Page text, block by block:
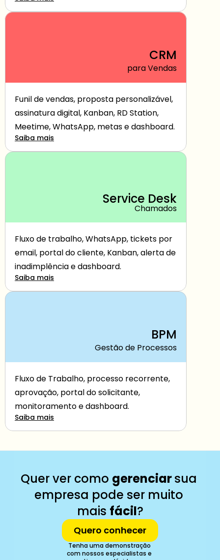
CRM
para Vendas
Funil de vendas, proposta personalizável,
assinatura digital, Kanban, RD Station,
Meetime, WhatsApp, metas e dashboard.
Saiba mais
Service Desk
Chamados
Fluxo de trabalho, WhatsApp, tickets por
email, portal do cliente, Kanban, alerta de
inadimplência e dashboard.
Saiba mais
BPM
Gestão de Processos
Fluxo de Trabalho, processo recorrente,
aprovação, portal do solicitante,
monitoramento e dashboard.
Saiba mais
Quer ver como gerenciar sua
empresa pode ser muito
mais fácil?
Quero conhecer
Tenha uma demonstração
com nossos especialistas e